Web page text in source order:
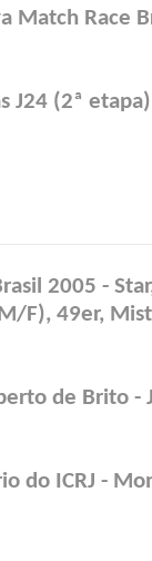
Race
(2ª etapa)
2005 -
F), 49er,
de Brito -
do ICRJ -